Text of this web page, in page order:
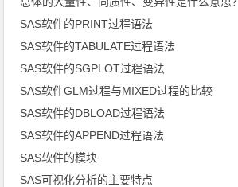
SAS软件的PRINT过程语法
SAS软件的TABULATE过程语法
SAS软件的SGPLOT过程语法
SAS软件GLM过程与MIXED过程的比较
SAS软件的DBLOAD过程语法
SAS软件的APPEND过程语法
SAS软件的模块
SAS可视化分析的主要特点